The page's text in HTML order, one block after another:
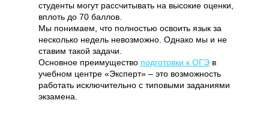
студенты могут рассчитывать на высокие оценки,
вплоть до 70 баллов.
Мы понимаем, что полностью освоить язык за
несколько недель невозможно. Однако мы и не
ставим такой задачи.
Основное преимущество подготовки к ОГЭ в
учебном центре «Эксперт» – это возможность
работать исключительно с типовыми заданиями
экзамена.